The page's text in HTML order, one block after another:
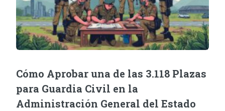
Cómo Aprobar una de las 3.118 Plazas
para Guardia Civil en la
Administración General del Estado